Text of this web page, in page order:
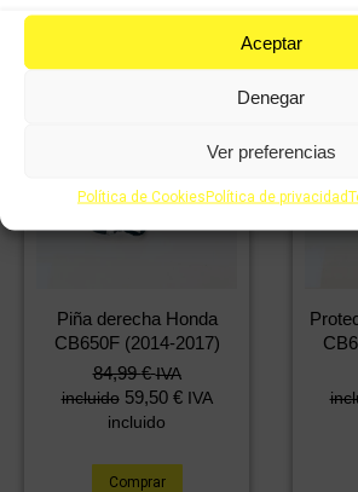
Aceptar
Denegar
Ver preferencias
Política de CookiesPolítica de privacidad
Piña derecha Honda
CB650F (2014-2017)
84,99€ IVA
incluido 59,50 € IVA
incluido
Comprar